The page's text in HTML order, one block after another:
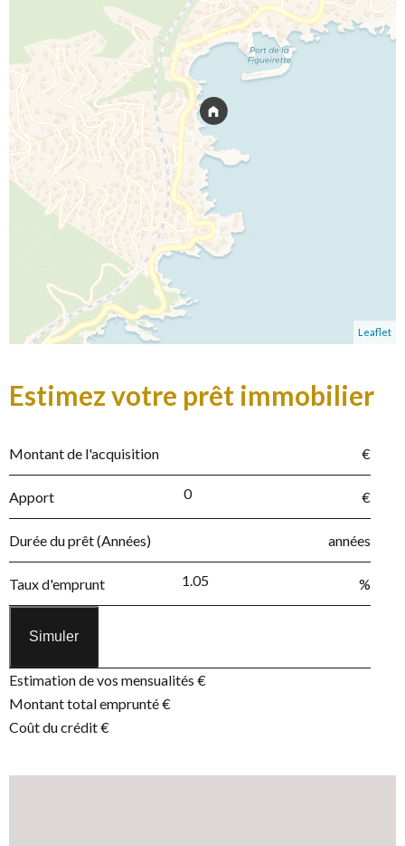
Leaflet
Estimez votre prêt immobilier
Montant de l'acquisition €
Apport €
Durée du prêt (Années) années
Taux d'emprunt %
Simuler
Estimation de vos mensualités €
Montant total emprunté€
Coût du crédit€